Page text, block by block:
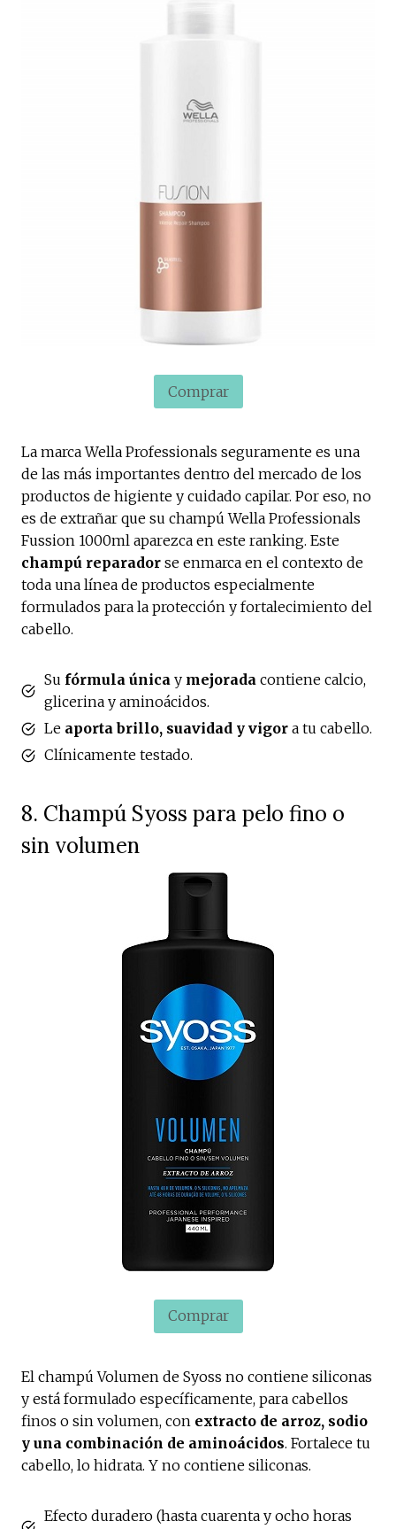
Comprar
La marca Wella Professionals seguramente es una
de las más importantes dentro del mercado de los
productos de higiente y cuidado capilar. Por eso, no
es de extrañar que su champú Wella Professionals
Fussion 1000ml aparezca en este ranking. Este
champú reparador se enmarca en el contexto de
toda una línea de productos especialmente
formulados para la protección y fortalecimiento del
cabello.
Su fórmula única y mejorada contiene calcio,
glicerina y aminoácidos.
Le aporta brillo, suavidad y vigor a tu cabello.
Clínicamente testado.
8. Champú Syoss para pelo fino o
sin volumen
Comprar
El champú Volumen de Syoss no contiene siliconas
y está formulado específicamente, para cabellos
finos o sin volumen, con extracto de arroz, sodio
y una combinación de aminoácidos. Fortalece tu
cabello, lo hidrata. Y no contiene siliconas.
Efecto duradero (hasta cuarenta y ocho horas